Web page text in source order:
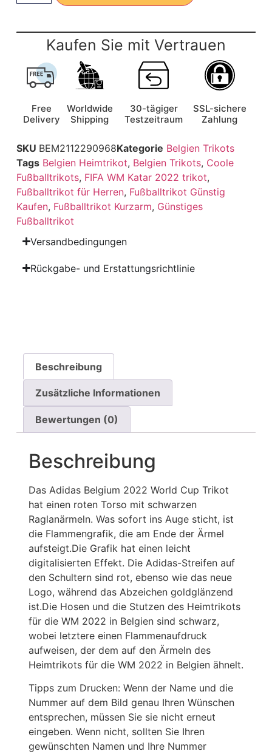
Kaufen Sie mit Vertrauen
Free
Delivery
Worldwide
Shipping
30-tägiger
Testzeitraum
SSL-sichere
Zahlung
SKU BEM2112290968Kategorie Belgien Trikots
Tags Belgien Heimtrikot, Belgien Trikots, Coole
Fußballtrikots, FIFA WM Katar 2022 trikot,
Fußballtrikot für Herren, Fußballtrikot Günstig
Kaufen, Fußballtrikot Kurzarm, Günstiges
Fußballtrikot
Versandbedingungen
Rückgabe- und Erstattungsrichtlinie
Beschreibung
Zusätzliche Informationen
Bewertungen (0)
Beschreibung
Das Adidas Belgium 2022 World Cup Trikot
hat einen roten Torso mit schwarzen
Raglanärmeln. Was sofort ins Auge sticht, ist
die Flammengrafik, die am Ende der Ärmel
aufsteigt.Die Grafik hat einen leicht
digitalisierten Effekt. Die Adidas-Streifen auf
den Schultern sind rot, ebenso wie das neue
Logo, während das Abzeichen goldglänzend
ist.Die Hosen und die Stutzen des Heimtrikots
für die WM 2022 in Belgien sind schwarz,
wobei letztere einen Flammenaufdruck
aufweisen, der dem auf den Ärmeln des
Heimtrikots für die WM 2022 in Belgien ähnelt.
Tipps zum Drucken: Wenn der Name und die
Nummer auf dem Bild genau Ihren Wünschen
entsprechen, müssen Sie sie nicht erneut
eingeben. Wenn nicht, sollten Sie Ihren
gewünschten Namen und Ihre Nummer